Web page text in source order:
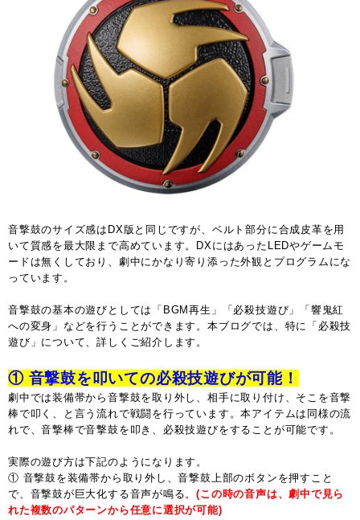
音撃鼓のサイズ感はDX版と同じですが、ベルト部分に合成皮革を用
いて質感を最大限まで高めています。DXにはあったLEDやゲームモ
ードは無くしており、劇中にかなり寄り添った外観とプログラムにな
っています。
音撃鼓の基本の遊びとしては「BGM再生」「必殺技遊び」「響鬼紅
への変身」などを行うことができます。本ブログでは、特に「必殺技
遊び」について、詳しくご紹介します。
① 音撃鼓を叩いての必殺技遊びが可能！
劇中では装備帯から音撃鼓を取り外し、相手に取り付け、そこを音撃
棒で叩く、と言う流れで戦闘を行っています。本アイテムは同様の流
れで、音撃棒で音撃鼓を叩き、必殺技遊びをすることが可能です。
実際の遊び方は下記のようになります。
① 音撃鼓を装備帯から取り外し、音撃鼓上部のボタンを押すこと
で、音撃鼓が巨大化する音声が鳴る。(この時の音声は、劇中で見ら
れた複数のパターンから任意に選択が可能)